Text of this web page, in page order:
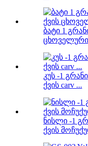
ბატი 1
ცხოველური
კუს -1
ქვის carv ...
ნისლი -1
ქვის